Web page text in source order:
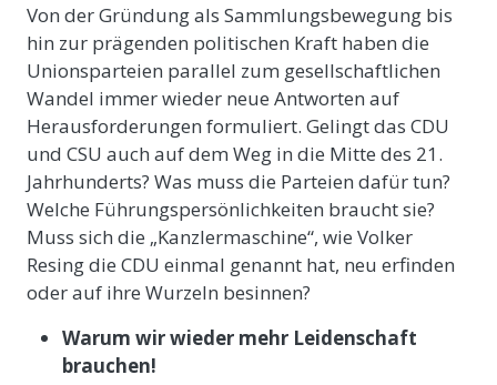
Von der Gründung als Sammlungsbewegung bis
hin zur prägenden politischen Kraft haben die
Unionsparteien parallel zum gesellschaftlichen
Wandel immer wieder neue Antworten auf
Herausforderungen formuliert. Gelingt das CDU
und CSU auch auf dem Weg in die Mitte des 21.
Jahrhunderts? Was muss die Parteien dafür tun?
Welche Führungspersönlichkeiten braucht sie?
Muss sich die „Kanzlermaschine“, wie Volker
Resing die CDU einmal genannt hat, neu erfinden
oder auf ihre Wurzeln besinnen?
Warum wir wieder mehr Leidenschaft
brauchen!